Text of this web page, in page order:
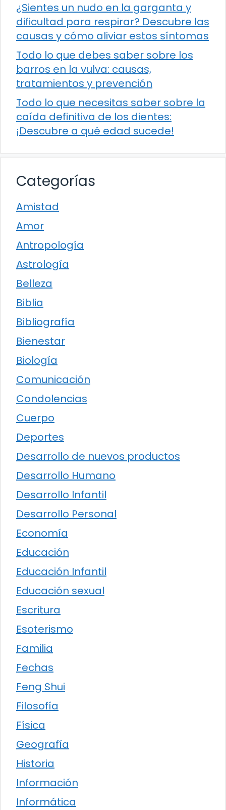
¿Sientes un nudo en la garganta y
dificultad para respirar? Descubre las
causas y cómo aliviar estos síntomas
Todo lo que debes saber sobre los
barros en la vulva: causas,
tratamientos y prevención
Todo lo que necesitas saber sobre la
caída definitiva de los dientes:
¡Descubre a qué edad sucede!
Categorías
Amistad
Amor
Antropología
Astrología
Belleza
Biblia
Bibliografía
Bienestar
Biología
Comunicación
Condolencias
Cuerpo
Deportes
Desarrollo de nuevos productos
Desarrollo Humano
Desarrollo Infantil
Desarrollo Personal
Economía
Educación
Educación Infantil
Educación sexual
Escritura
Esoterismo
Familia
Fechas
Feng Shui
Filosofía
Física
Geografía
Historia
Información
Informática